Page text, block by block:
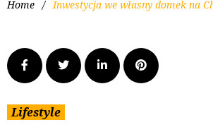
Home / Inwestycja we własny domek na
Lifestyle